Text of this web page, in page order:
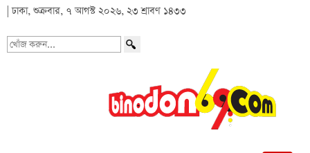
| ঢাকা, শুক্রবার, ৭ আগস্ট ২০২৬, ২৩ শ্রাবণ ১৪৩৩
খোঁজ